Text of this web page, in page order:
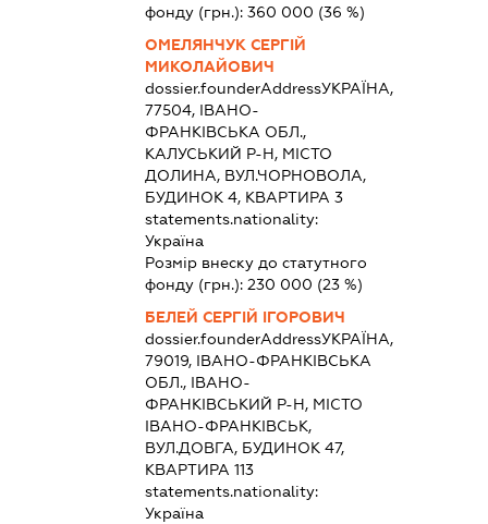
фонду (грн.):360 000 (36 %)
ОМЕЛЯНЧУК СЕРГІЙ
МИКОЛАЙОВИЧ
dossier.founderAddressУКРАЇНА,
77504, ІВАНО-
ФРАНКІВСЬКА ОБЛ.,
КАЛУСЬКИЙ Р-Н, МІСТО
ДОЛИНА, ВУЛ.ЧОРНОВОЛА,
БУДИНОК 4, КВАРТИРА 3
statements.nationality:
Україна
Розмір внеску до статутного
фонду (грн.):230 000 (23 %)
БЕЛЕЙ СЕРГІЙ ІГОРОВИЧ
dossier.founderAddressУКРАЇНА,
79019, ІВАНО-ФРАНКІВСЬКА
ОБЛ., ІВАНО-
ФРАНКІВСЬКИЙ Р-Н, МІСТО
ІВАНО-ФРАНКІВСЬК,
ВУЛ.ДОВГА, БУДИНОК 47,
КВАРТИРА 113
statements.nationality:
Україна